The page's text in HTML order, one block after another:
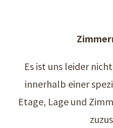
Es ist uns leider
innerhalb einer
Etage, Lage und